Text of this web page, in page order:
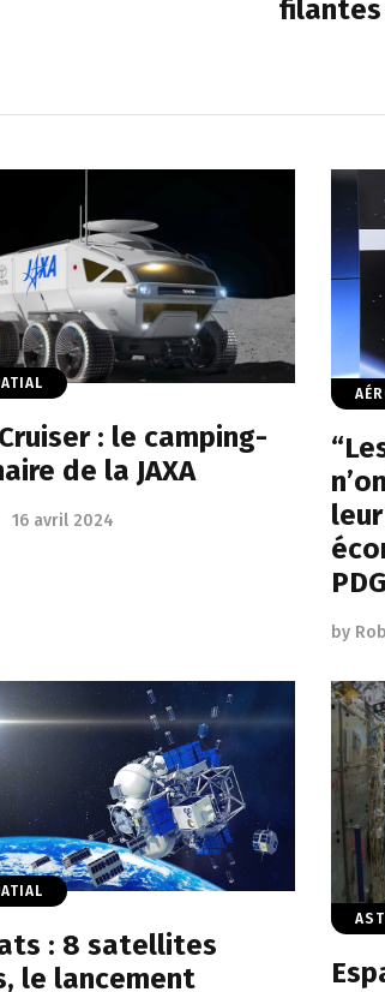
filantes
: le camping-
de la JAXA
16 avril 2024
by Rob
: 8 satellites
le lancement